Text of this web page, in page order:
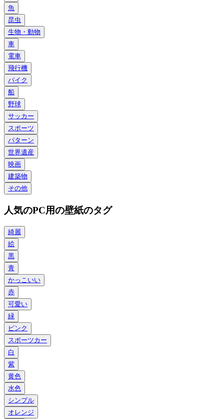
魚
昆虫
生物・動物
車
電車
飛行機
バイク
船
野球
サッカー
スポーツ
パターン
世界遺産
映画
建築物
その他
人気のPC用の壁紙のタグ
綺麗
絵
黒
青
かっこいい
赤
可愛い
緑
ピンク
スポーツカー
白
紫
黄色
水色
シンプル
オレンジ